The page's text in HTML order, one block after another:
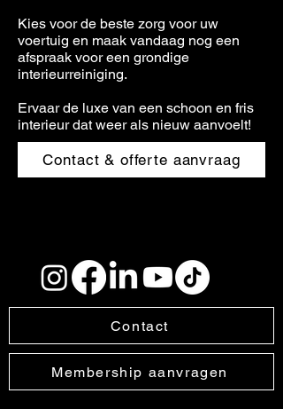
Kies voor de beste zorg voor uw
voertuig en maak vandaag nog een
afspraak voor een grondige
interieurreiniging.
Ervaar de luxe van een schoon en fris
interieur dat weer als nieuw aanvoelt!
Contact & offerte aanvraag
Contact
Membership aanvragen